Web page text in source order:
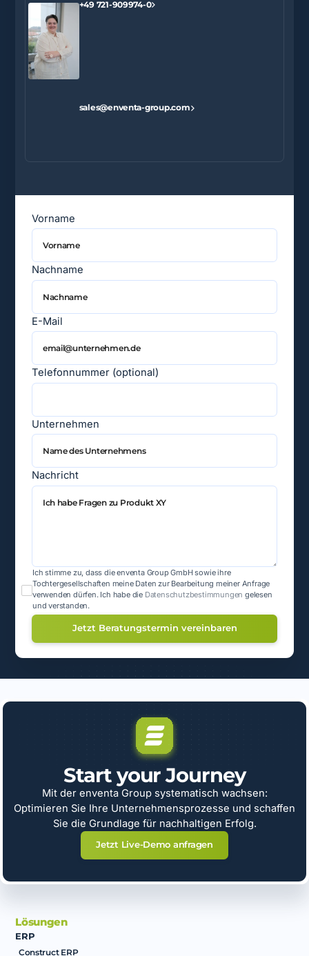
+49 721-909974-0
sales@enventa-group.com
Vorname
Nachname
E-Mail
Telefonnummer (optional)
Unternehmen
Nachricht
Ich stimme zu, dass die enventa Group GmbH sowie ihre
Tochtergesellschaften meine Daten zur Bearbeitung meiner Anfrage
verwenden dürfen. Ich habe die Datenschutzbestimmungen gelesen
und verstanden.
Start your Journey
Mit der enventa Group systematisch wachsen:
Optimieren Sie Ihre Unternehmensprozesse und schaffen
Sie die Grundlage für nachhaltigen Erfolg.
Jetzt Live-Demo anfragen
Lösungen
ERP
Construct ERP